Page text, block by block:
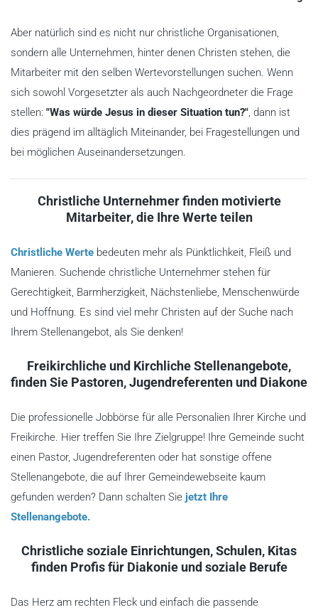
Aber natürlich sind es nicht nur christliche Organisationen,
sondern alle Unternehmen, hinter denen Christen stehen, die
Mitarbeiter mit den selben Wertevorstellungen suchen. Wenn
sich sowohl Vorgesetzter als auch Nachgeordneter die Frage
stellen: "Was würde Jesus in dieser Situation tun?", dann ist
dies prägend im alltäglich Miteinander, bei Fragestellungen und
bei möglichen Auseinandersetzungen.
Christliche Unternehmer finden motivierte
Mitarbeiter, die Ihre Werte teilen
Christliche Werte bedeuten mehr als Pünktlichkeit, Fleiß und
Manieren. Suchende christliche Unternehmer stehen für
Gerechtigkeit, Barmherzigkeit, Nächstenliebe, Menschenwürde
und Hoffnung. Es sind viel mehr Christen auf der Suche nach
Ihrem Stellenangebot, als Sie denken!
Freikirchliche und Kirchliche Stellenangebote,
finden Sie Pastoren, Jugendreferenten und Diakone
Die professionelle Jobbörse für alle Personalien Ihrer Kirche und
Freikirche. Hier treffen Sie Ihre Zielgruppe! Ihre Gemeinde sucht
einen Pastor, Jugendreferenten oder hat sonstige offene
Stellenangebote, die auf Ihrer Gemeindewebseite kaum
gefunden werden? Dann schalten Sie jetzt Ihre
Stellenangebote.
Christliche soziale Einrichtungen, Schulen, Kitas
finden Profis für Diakonie und soziale Berufe
Das Herz am rechten Fleck und einfach die passende